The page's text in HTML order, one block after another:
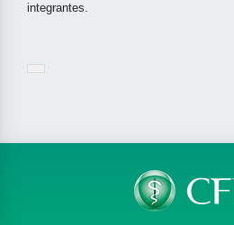
integrantes.